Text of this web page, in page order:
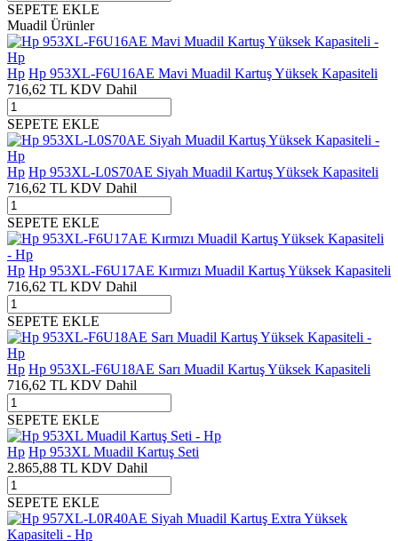
SEPETE EKLE
Muadil Ürünler
Hp Hp 953XL-F6U16AE Mavi Muadil Kartuş Yüksek Kapasiteli
716,62 TL KDV Dahil
SEPETE EKLE
Hp Hp 953XL-L0S70AE Siyah Muadil Kartuş Yüksek Kapasiteli
716,62 TL KDV Dahil
SEPETE EKLE
Hp Hp 953XL-F6U17AE Kırmızı Muadil Kartuş Yüksek Kapasiteli
716,62 TL KDV Dahil
SEPETE EKLE
Hp Hp 953XL-F6U18AE Sarı Muadil Kartuş Yüksek Kapasiteli
716,62 TL KDV Dahil
SEPETE EKLE
Hp Hp 953XL Muadil Kartuş Seti
2.865,88 TL KDV Dahil
SEPETE EKLE